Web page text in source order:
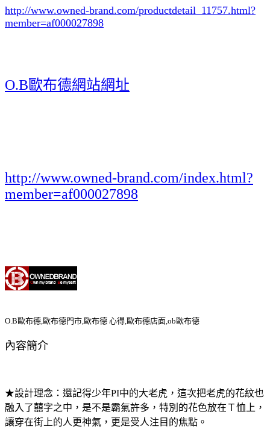
http://www.owned-brand.com/productdetail_11757.html?
member=af000027898
O.B歐布德網站網址
http://www.owned-brand.com/index.html?
member=af000027898
O.B歐布德,歐布德門市,歐布德 心得,歐布德店面,ob歐布德
內容簡介
★設計理念：還記得少年PI中的大老虎，這次把老虎的花紋也
融入了囍字之中，是不是霸氣許多，特別的花色放在Ｔ恤上，
讓穿在街上的人更神氣，更是受人注目的焦點。